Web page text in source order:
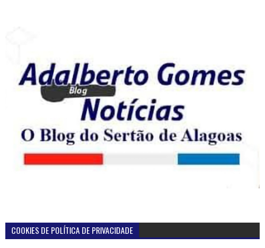
COOKIES DE POLÍTICA DE PRIVACIDADE